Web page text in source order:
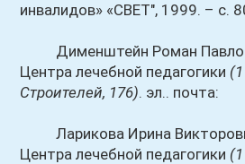
инвалидов» «СВЕТ", 1999. – с.
Дименштейн Роман
Центра лечебной педагогики
Строителей, 176). эл.. почта:
Лариковa Ирина
Центра лечебной педагогики